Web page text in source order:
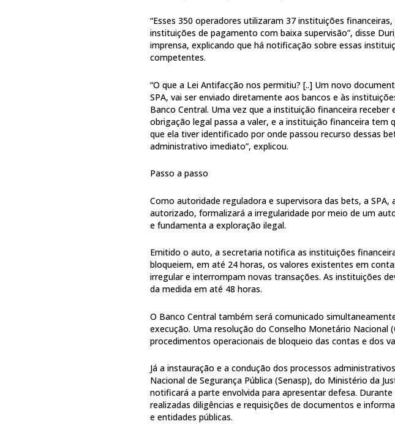
“Esses 350 operadores utilizaram 37 instituições
instituições de pagamento com baixa supervisão”, disse
imprensa, explicando que há notificação sobre essas
competentes.
“O que a Lei Antifacção nos permitiu? [..] Um novo
SPA, vai ser enviado diretamente aos bancos e às
Banco Central. Uma vez que a instituição financeira receber
obrigação legal passa a valer, e a instituição financeira tem
que ela tiver identificado por onde passou recurso dessas
administrativo imediato”, explicou.
Passo a passo
Como autoridade reguladora e supervisora das bets, a
autorizado, formalizará a irregularidade por meio de um
e fundamenta a exploração ilegal.
Emitido o auto, a secretaria notifica as instituições
bloqueiem, em até 24 horas, os valores existentes em
irregular e interrompam novas transações. As instituições
da medida em até 48 horas.
O Banco Central também será comunicado
execução. Uma resolução do Conselho Monetário Nacional
procedimentos operacionais de bloqueio das contas e dos
Já a instauração e a condução dos processos
Nacional de Segurança Pública (Senasp), do Ministério da
notificará a parte envolvida para apresentar defesa.
realizadas diligências e requisições de documentos e
e entidades públicas.